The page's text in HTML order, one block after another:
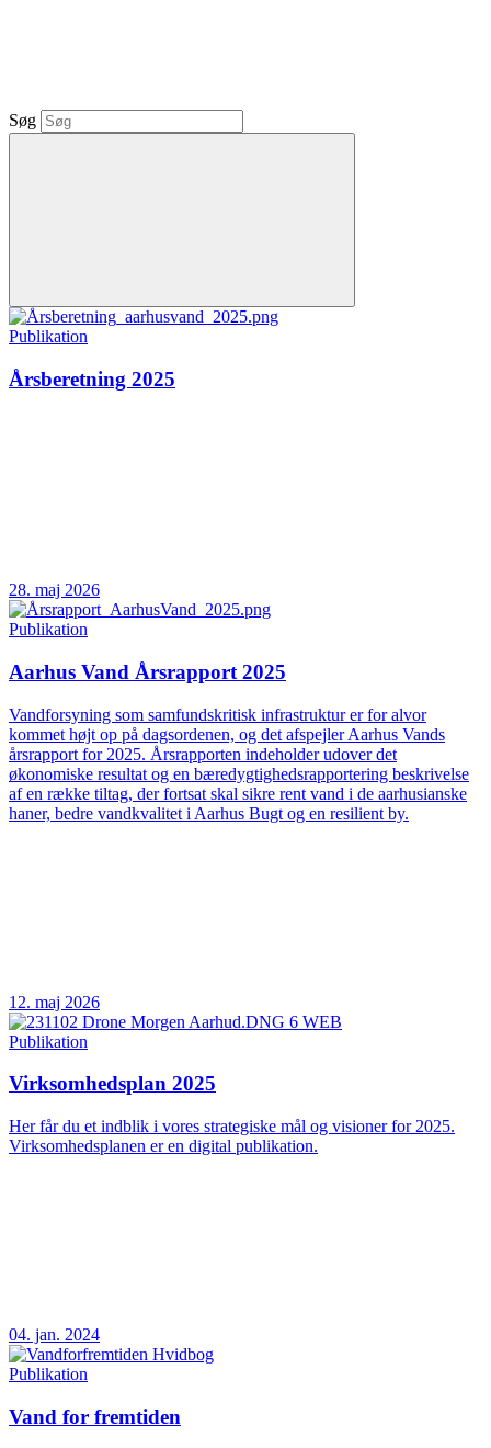
Søg
Publikation
Årsberetning 2025
28. maj 2026
Publikation
Aarhus Vand Årsrapport 2025
Vandforsyning som samfundskritisk infrastruktur er for alvor
kommet højt op på dagsordenen, og det afspejler Aarhus Vands
årsrapport for 2025. Årsrapporten indeholder udover det
økonomiske resultat og en bæredygtighedsrapportering beskrivelse
af en række tiltag, der fortsat skal sikre rent vand i de aarhusianske
haner, bedre vandkvalitet i Aarhus Bugt og en resilient by.
12. maj 2026
Publikation
Virksomhedsplan 2025
Her får du et indblik i vores strategiske mål og visioner for 2025.
Virksomhedsplanen er en digital publikation.
04. jan. 2024
Publikation
Vand for fremtiden